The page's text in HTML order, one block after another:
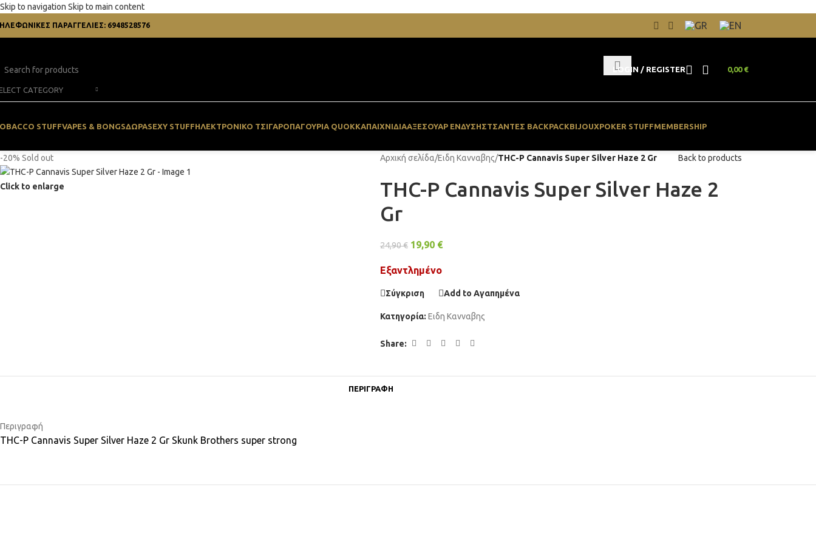
Skip to navigation Skip to main content
ΠΑΡΑΓΓΕΛΙΕΣ: 6948528576
CATEGORY
LOGIN / REGISTER 0,00 €
STUFFVAPES & BONGSΔΏΡΑSEXY STUFFΗΛΕΚΤΡΟΝΙΚΌ ΤΣΙΓΆΡΟΠΑΓΟΥΡΙΑ QUOKKAΠΑΙΧΝΙΔΙΑΑΞΕΣΟΥΆΡ ΈΝΔΥΣΗΣΤΣΆΝΤΕΣ BACKPACKBIJOUXPOKER STUFFMEMBERSHIP
-20% Sold out
Click to enlarge
Αρχική σελίδα/Ειδη Κανναβης/THC-P Cannavis Super Silver Haze 2 Gr Back to products
THC-P Cannavis Super Silver Haze 2
Gr
24,90€ 19,90 €
Εξαντλημένο
Σύγκριση Add to Αγαπημένα
Κατηγορία: Ειδη Κανναβης
Share:
ΠΕΡΙΓΡΑΦΉ
Περιγραφή
THC-P Cannavis Super Silver Haze 2 Gr Skunk Brothers super strong